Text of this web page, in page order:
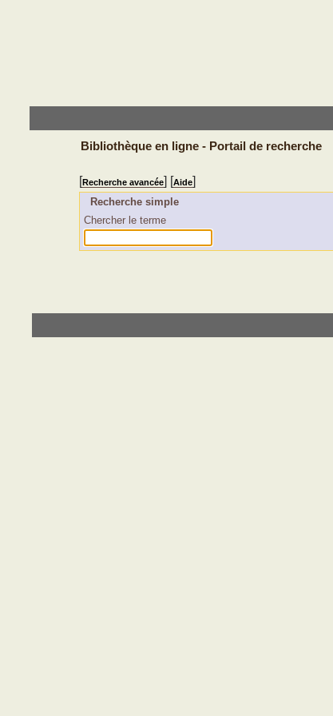
Bibliothèque en ligne - Portail de recherche
[Recherche avancée] [Aide]
Recherche simple
Chercher le terme